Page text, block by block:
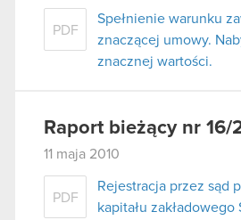
PDF
Spełnienie warunku
znaczącej umowy.
znacznej wartości.
Raport bieżący nr 16/
11 maja 2010
PDF
Rejestracja przez sąd
kapitału zakładowego